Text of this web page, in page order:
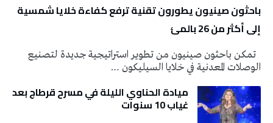
باحثون صينيون يطورون تقنية ترفع كفاءة خلايا شمسية
إلى أكثر من 26 بالمئ
تمكن باحثون صينيون من تطوير استراتيجية جديدة لتصنيع
الوصلات المعدنية في خلايا السيليكون …
ميادة الحناوي الليلة في مسرح قرطاج بعد
غياب 10 سنوات